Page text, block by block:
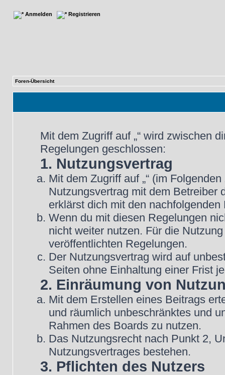
Anmelden Registrieren
Foren-Übersicht
Mit dem Zugriff auf „“ wird zwischen
Regelungen geschlossen:
1. Nutzungsvertrag
Mit dem Zugriff auf „“ (im
Nutzungsvertrag mit dem Betreiber
erklärst dich mit den
Wenn du mit diesen Regelungen
nicht weiter nutzen. Für die
veröffentlichten Regelungen.
Der Nutzungsvertrag wird auf
Seiten ohne Einhaltung einer Frist
2. Einräumung von
Mit dem Erstellen eines Beitrags
und räumlich unbeschränktes und
Rahmen des Boards zu nutzen.
Das Nutzungsrecht nach Punkt 2,
Nutzungsvertrages bestehen.
3. Pflichten des Nutzers